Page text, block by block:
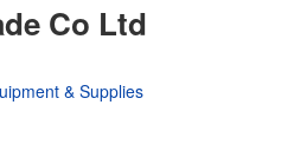
Co Ltd
& Supplies